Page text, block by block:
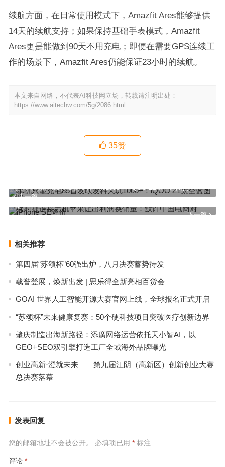
续航方面，在日常使用模式下，Amazfit Ares能够提供
14天的续航支持；如果保持基础手表模式，Amazfit
Ares更是能做到90天不用充电；即便在需要GPS连续工
作的场景下，Amazfit Ares仍能保证23小时的续航。
本文来自网络，不代表AI科技网立场，转载请注明出处：
https://www.aitechw.com/5g/2086.html
35赞
上一篇
手机只能充电85首发联发科天玑1000+！iQOO Z1太空蓝图赏
下一篇
保时捷连接手机苹果让出利润换销量：默许中国电商对iPhone SE降
价
相关推荐
第四届“苏颂杯”60强出炉，八月决赛蓄势待发
载誉登展，焕新出发 | 思乐得全新亮相百货会
GOAI 世界人工智能开源大赛官网上线，全球报名正式开启
“苏颂杯”未来健康复赛：50个硬科技项目突破医疗创新边界
肇庆制造出海新路径：添廣网络运营依托天小智AI，以
GEO+SEO双引擎打造工厂全域海外品牌曝光
创业高新·澄就未来——第九届江阴（高新区）创新创业大赛
总决赛落幕
发表回复
您的邮箱地址不会被公开。 必填项已用 *标注
评论 *